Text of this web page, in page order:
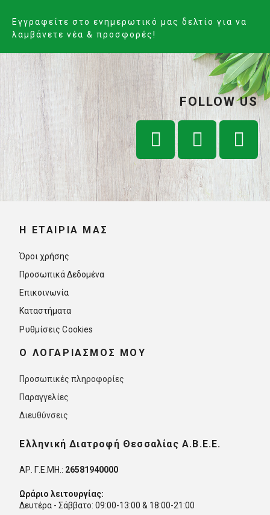
Εγγραφείτε στο ενημερωτικό μας δελτίο για να
λαμβάνετε νέα & προσφορές!
FOLLOW US
Η ΕΤΑΙΡΊΑ ΜΑΣ
Όροι χρήσης
Προσωπικά Δεδομένα
Επικοινωνία
Καταστήματα
Ρυθμίσεις Cookies
O ΛΟΓΑΡΙΑΣΜΟΣ ΜΟΥ
Προσωπικές πληροφορίες
Παραγγελίες
Διευθύνσεις
Ελληνική Διατροφή Θεσσαλίας Α.Β.Ε.Ε.
ΑΡ. Γ.Ε.ΜΗ.: 26581940000
Ωράριο λειτουργίας:
Δευτέρα - Σάββατο: 09:00-13:00 & 18:00-21:00